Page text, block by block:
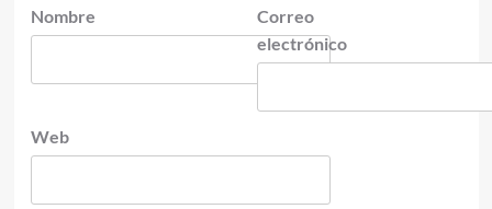
Nombre
Correo
electrónico
Web